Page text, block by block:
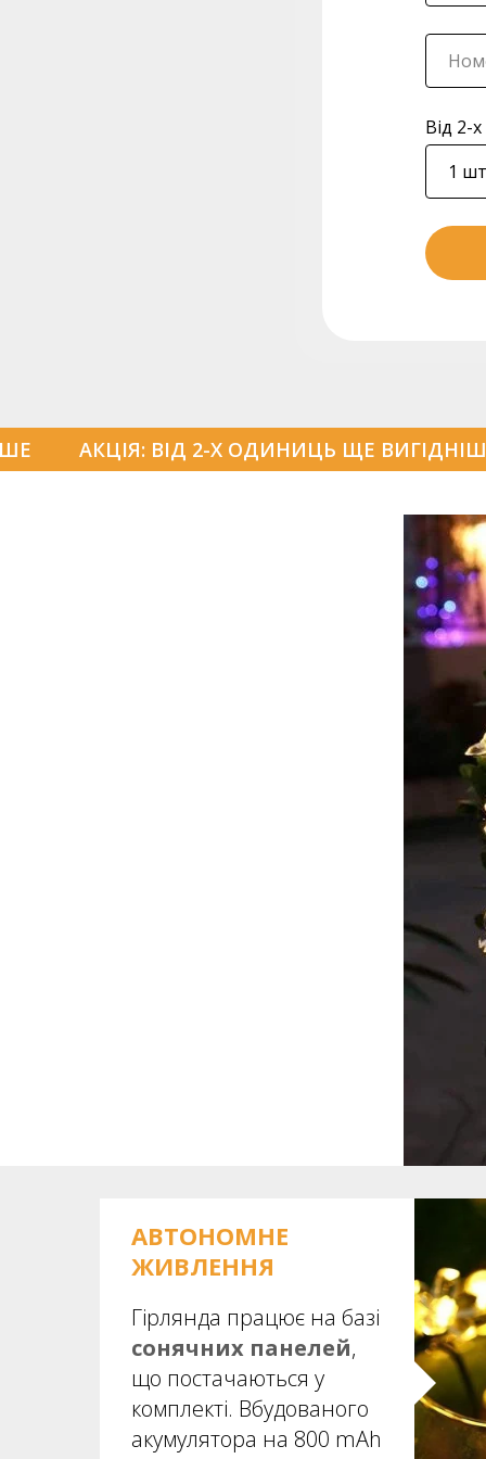
Від 2-
АКЦІЯ: ВІД 2-Х ОДИНИЦЬ ЩЕ
АВТОНОМНЕ
ЖИВЛЕННЯ
Гірлянда працює на базі
сонячних панелей,
що постачаються у
комплекті. Вбудованого
акумулятора на 800 mAh